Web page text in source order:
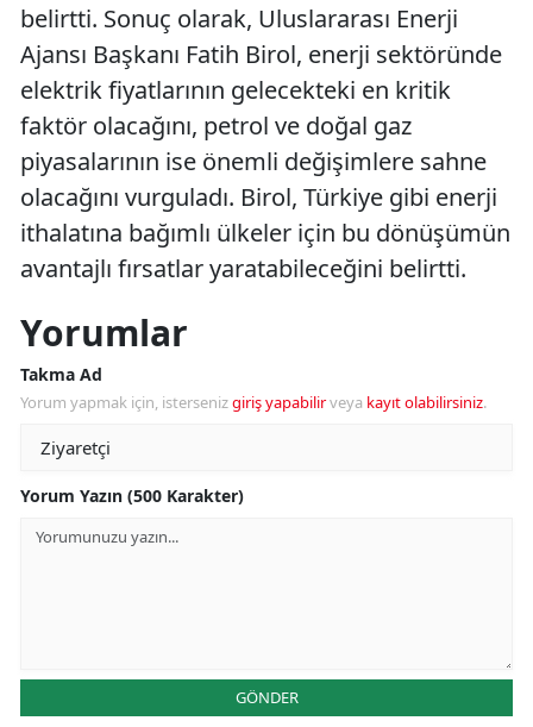
belirtti. Sonuç olarak, Uluslararası Enerji
Ajansı Başkanı Fatih Birol, enerji sektöründe
elektrik fiyatlarının gelecekteki en kritik
faktör olacağını, petrol ve doğal gaz
piyasalarının ise önemli değişimlere sahne
olacağını vurguladı. Birol, Türkiye gibi enerji
ithalatına bağımlı ülkeler için bu dönüşümün
avantajlı fırsatlar yaratabileceğini belirtti.
Yorumlar
Takma Ad
Yorum yapmak için, istersenizgiriş yapabilirveya kayıt olabilirsiniz.
Yorum Yazın (500 Karakter)
GÖNDER